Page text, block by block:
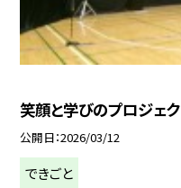
笑顔と学びのプロジェ
公開日 2026/03/12
できごと